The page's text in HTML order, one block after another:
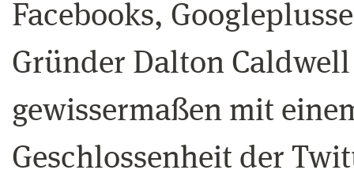
Facebooks,
Gründer Dalton
gewissermaßen mit
Geschlossenheit der